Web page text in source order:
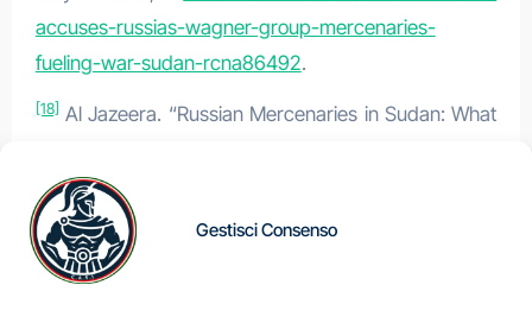
Gestisci Consenso
accuses-russias-wagner-group-mercenaries-
fueling-war-sudan-rcna86492.
[18] Al Jazeera. “Russian Mercenaries in Sudan: What
2023,www.aljazeera.com/news/2023/4/17/what-is-
the-wagner-groups-role-in-sudan.
[19]Transparency International Russia. “Wagner’s